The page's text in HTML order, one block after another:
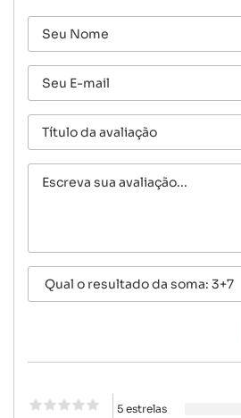
5 estrelas